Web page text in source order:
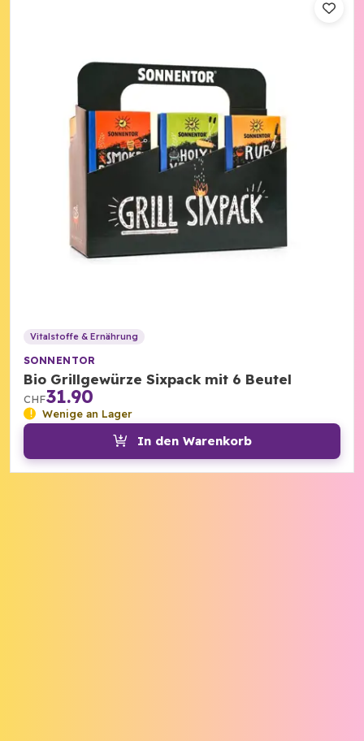
Vitalstoffe & Ernährung
SONNENTOR
Bio Grillgewürze Sixpack mit 6 Beutel
CHF31.90
Wenige an Lager
In den Warenkorb